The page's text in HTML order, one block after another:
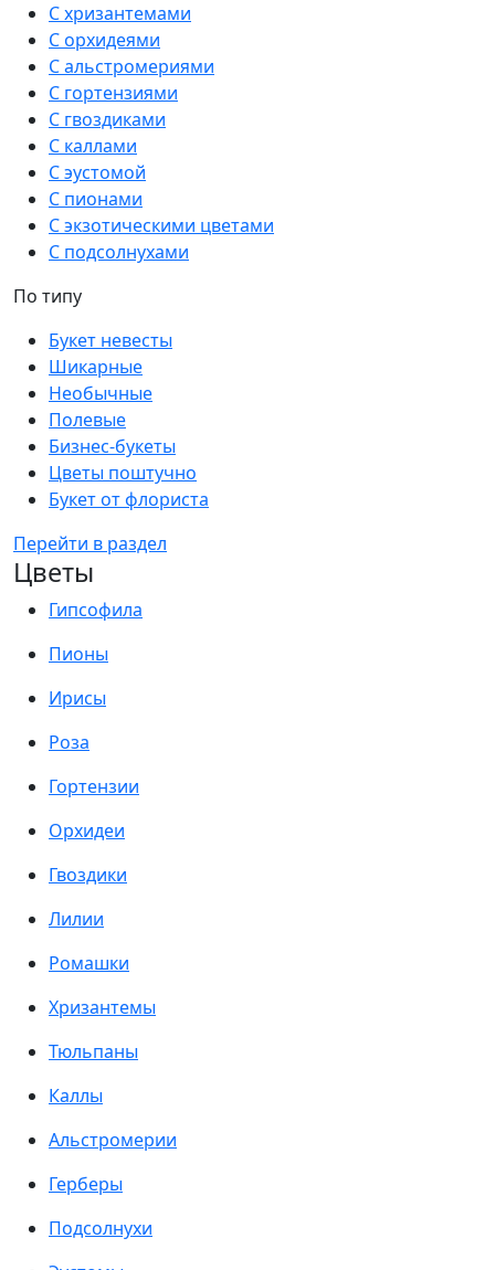
С хризантемами
С орхидеями
С альстромериями
С гортензиями
С гвоздиками
С каллами
С эустомой
С пионами
С экзотическими цветами
С подсолнухами
По типу
Букет невесты
Шикарные
Необычные
Полевые
Бизнес-букеты
Цветы поштучно
Букет от флориста
Перейти в раздел
Цветы
Гипсофила
Пионы
Ирисы
Роза
Гортензии
Орхидеи
Гвоздики
Лилии
Ромашки
Хризантемы
Тюльпаны
Каллы
Альстромерии
Герберы
Подсолнухи